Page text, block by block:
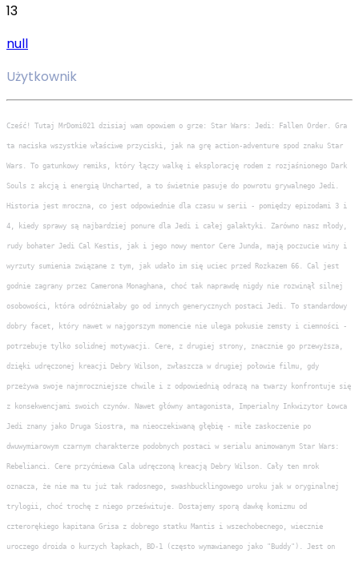
13
null
Użytkownik
Cześć! Tutaj MrDomi021 dzisiaj wam opowiem o grze: Star Wars: Jedi: Fallen Order. Gra
ta naciska wszystkie właściwe przyciski, jak na grę action-adventure spod znaku Star
Wars. To gatunkowy remiks, który łączy walkę i eksplorację rodem z rozjaśnionego Dark
Souls z akcją i energią Uncharted, a to świetnie pasuje do powrotu grywalnego Jedi.
Historia jest mroczna, co jest odpowiednie dla czasu w serii - pomiędzy epizodami 3 i
4, kiedy sprawy są najbardziej ponure dla Jedi i całej galaktyki. Zarówno nasz młody,
rudy bohater Jedi Cal Kestis, jak i jego nowy mentor Cere Junda, mają poczucie winy i
wyrzuty sumienia związane z tym, jak udało im się uciec przed Rozkazem 66. Cal jest
godnie zagrany przez Camerona Monaghana, choć tak naprawdę nigdy nie rozwinął silnej
osobowości, która odróżniałaby go od innych generycznych postaci Jedi. To standardowy
dobry facet, który nawet w najgorszym momencie nie ulega pokusie zemsty i ciemności -
potrzebuje tylko solidnej motywacji. Cere, z drugiej strony, znacznie go przewyższa,
dzięki udręczonej kreacji Debry Wilson, zwłaszcza w drugiej połowie filmu, gdy
przeżywa swoje najmroczniejsze chwile i z odpowiednią odrazą na twarzy konfrontuje się
z konsekwencjami swoich czynów. Nawet główny antagonista, Imperialny Inkwizytor Łowca
Jedi znany jako Druga Siostra, ma nieoczekiwaną głębię - miłe zaskoczenie po
dwuwymiarowym czarnym charakterze podobnych postaci w serialu animowanym Star Wars:
Rebelianci. Cere przyćmiewa Cala udręczoną kreacją Debry Wilson. Cały ten mrok
oznacza, że nie ma tu już tak radosnego, swashbucklingowego uroku jak w oryginalnej
trylogii, choć trochę z niego prześwituje. Dostajemy sporą dawkę komizmu od
czterorękiego kapitana Grisa z dobrego statku Mantis i wszechobecnego, wiecznie
uroczego droida o kurzych łapkach, BD-1 (często wymawianego jako "Buddy"). Jest on